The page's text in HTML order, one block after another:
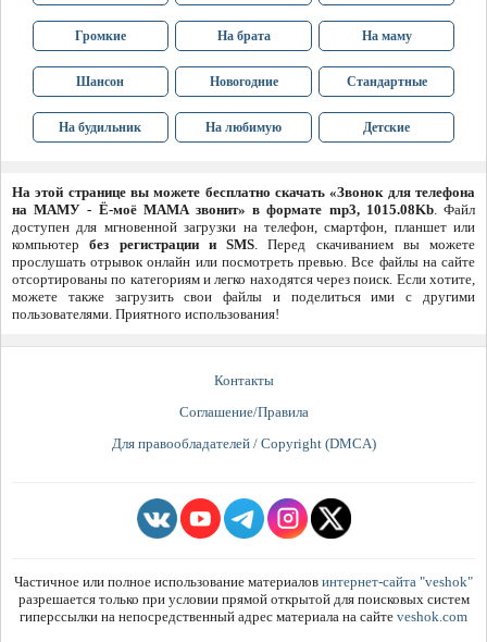
Громкие На брата На маму
Шансон Новогодние Стандартные
На будильник На любимую Детские
На этой странице вы можете бесплатно скачать «Звонок для телефона
на МАМУ - Ё-моё МАМА звонит» в формате mp3, 1015.08Kb. Файл
доступен для мгновенной загрузки на телефон, смартфон, планшет или
компьютербез регистрации и SMS. Перед скачиванием вы можете
прослушать отрывок онлайн или посмотреть превью. Все файлы на сайте
отсортированы по категориям и легко находятся через поиск. Если хотите,
можете также загрузить свои файлы и поделиться ими с другими
пользователями. Приятного использования!
Контакты
Соглашение/Правила
Для правообладателей / Copyright (DMCA)
Частичное или полное использование материалов интернет-сайта "veshok"
разрешается только при условии прямой открытой для поисковых систем
гиперссылки на непосредственный адрес материала на сайте veshok.com